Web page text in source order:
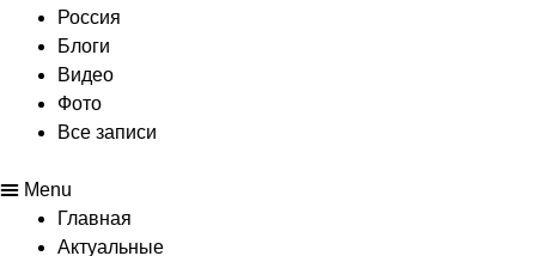
Россия
Блоги
Видео
Фото
Все записи
Menu
Главная
Актуальные